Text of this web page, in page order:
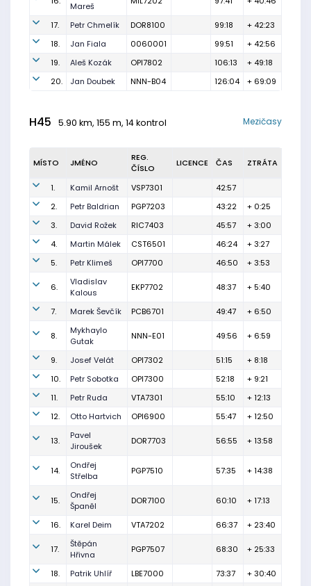
Mareš
17. Petr Chmelík DOR8100 99:18
+ 42:23
18.
Jan Fiala 0060001 99:51
+ 42:56
19.
Aleš Kozák OPI7802 106:13
+ 49:18
20.
Jan Doubek NNN-B04 126:04 + 69:09
H45 5.90 km, 155 m, 14 kontrol Mezičasy
MÍSTO JMÉNO
REG.
ČÍSLO
LICENCE ČAS ZTRÁTA
1. Kamil Arnošt VSP7301
42:57
2.
Petr Baldrian PGP7203 43:22
+ 0:25
3.
David Rožek RIC7403 45:57
+ 3:00
4.
Martin Málek CST6501 46:24
+ 3:27
5.
Petr Klimeš OPI7700 46:50 + 3:53
6.
Vladislav
Kalous
EKP7702 48:37 + 5:40
7. Marek Ševčík PCB6701 49:47 + 6:50
8.
Mykhaylo
Gutak
NNN-E01 49:56 + 6:59
9. Josef Velát OPI7302 51:15
+ 8:18
10.
Petr Sobotka OPI7300 52:18
+ 9:21
11.
Petr Ruda VTA7301 55:10
+ 12:13
12.
Otto Hartvich OPI6900 55:47 + 12:50
13.
Pavel
Jiroušek
DOR7703 56:55 + 13:58
14.
Ondřej
Střelba
PGP7510 57:35 + 14:38
15.
Ondřej
Španěl
DOR7100 60:10 + 17:13
16. Karel Deim VTA7202 66:37 + 23:40
17.
Štěpán
Hřivna
PGP7507 68:30 + 25:33
18. Patrik Uhlíř LBE7000 73:37 + 30:40